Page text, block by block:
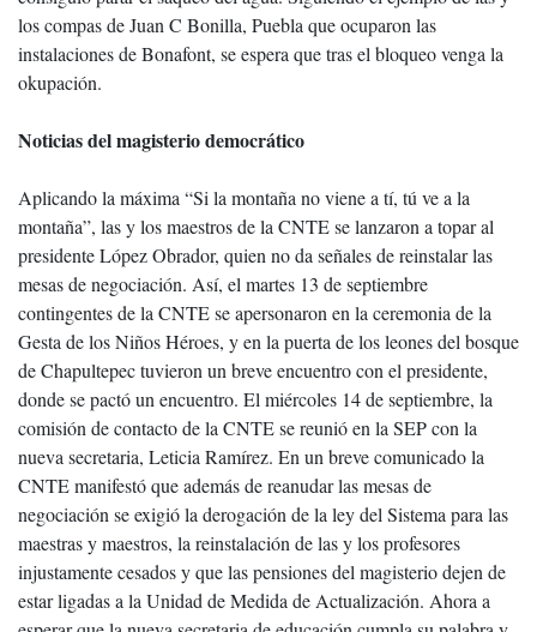
los compas de Juan C Bonilla, Puebla que ocuparon las
instalaciones de Bonafont, se espera que tras el bloqueo venga la
okupación.
Noticias del magisterio democrático
Aplicando la máxima “Si la montaña no viene a tí, tú ve a la
montaña”, las y los maestros de la CNTE se lanzaron a topar al
presidente López Obrador, quien no da señales de reinstalar las
mesas de negociación. Así, el martes 13 de septiembre
contingentes de la CNTE se apersonaron en la ceremonia de la
Gesta de los Niños Héroes, y en la puerta de los leones del bosque
de Chapultepec tuvieron un breve encuentro con el presidente,
donde se pactó un encuentro. El miércoles 14 de septiembre, la
comisión de contacto de la CNTE se reunió en la SEP con la
nueva secretaria, Leticia Ramírez. En un breve comunicado la
CNTE manifestó que además de reanudar las mesas de
negociación se exigió la derogación de la ley del Sistema para las
maestras y maestros, la reinstalación de las y los profesores
injustamente cesados y que las pensiones del magisterio dejen de
estar ligadas a la Unidad de Medida de Actualización. Ahora a